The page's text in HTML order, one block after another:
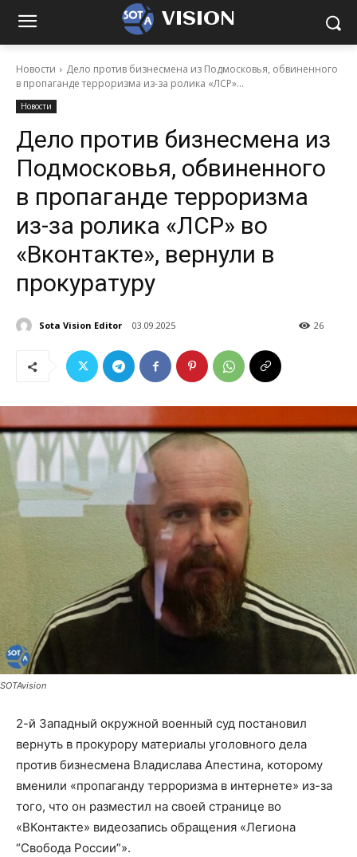
VISION
Новости
Дело против бизнесмена из Подмосковья, обвиненного
в пропаганде терроризма из-за ролика «ЛСР»...
Новости
Дело против бизнесмена из
Подмосковья, обвиненного
в пропаганде терроризма
из-за ролика «ЛСР» во
«Вконтакте», вернули в
прокуратуру
Sota Vision Editor 03.09.2025 26
SOTAvision
2-й Западный окружной военный суд постановил
вернуть в прокурору материалы уголовного дела
против бизнесмена Владислава Апестина, которому
вменили «пропаганду терроризма в интернете» из-за
того, что он разместил на своей странице во
«ВКонтакте» видеозапись обращения «Легиона
“Свобода России”».